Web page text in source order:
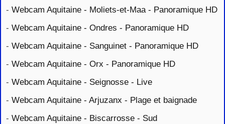
- Webcam Aquitaine - Moliets-et-Maa - Panoramique HD
- Webcam Aquitaine - Ondres - Panoramique HD
- Webcam Aquitaine - Sanguinet - Panoramique HD
- Webcam Aquitaine - Orx - Panoramique HD
- Webcam Aquitaine - Seignosse - Live
- Webcam Aquitaine - Arjuzanx - Plage et baignade
- Webcam Aquitaine - Biscarrosse - Sud